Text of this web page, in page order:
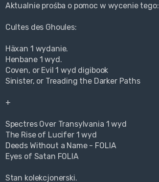
Aktualnie prośba o pomoc w wycenie tego:
Cultes des Ghoules:
Häxan 1 wydanie.
Henbane 1 wyd.
Coven, or Evil 1 wyd digibook
Sinister, or Treading the Darker Paths
+
Spectres Over Transylvania 1 wyd
The Rise of Lucifer 1 wyd
Deeds Without a Name - FOLIA
Eyes of Satan FOLIA
Stan kolekcjonerski.